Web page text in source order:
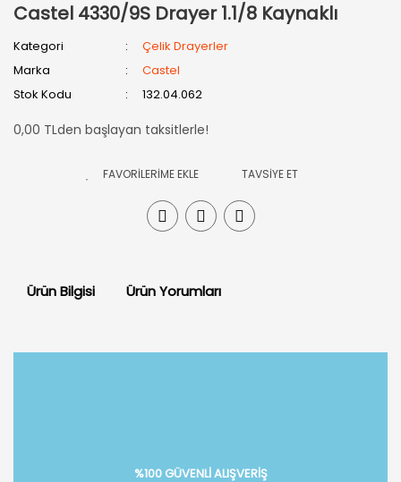
Castel 4330/9S Drayer 1.1/8 Kaynaklı
Kategori
Çelik Drayerler
Marka
Castel
Stok Kodu
132.04.062
0,00 TLden başlayan taksitlerle!
TAVSİYE ET
Ürün Bilgisi Ürün Yorumları
%100 GÜVENLİ ALIŞVERİŞ